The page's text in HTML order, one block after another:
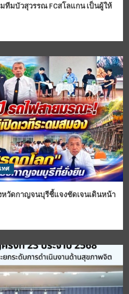
ทีมบัวสุวรรณ FCสโลแกน เป็นผู้ให้
ทศ
วัดกาญจนบุรีชี้แจงชัดเจนเดินหน้า